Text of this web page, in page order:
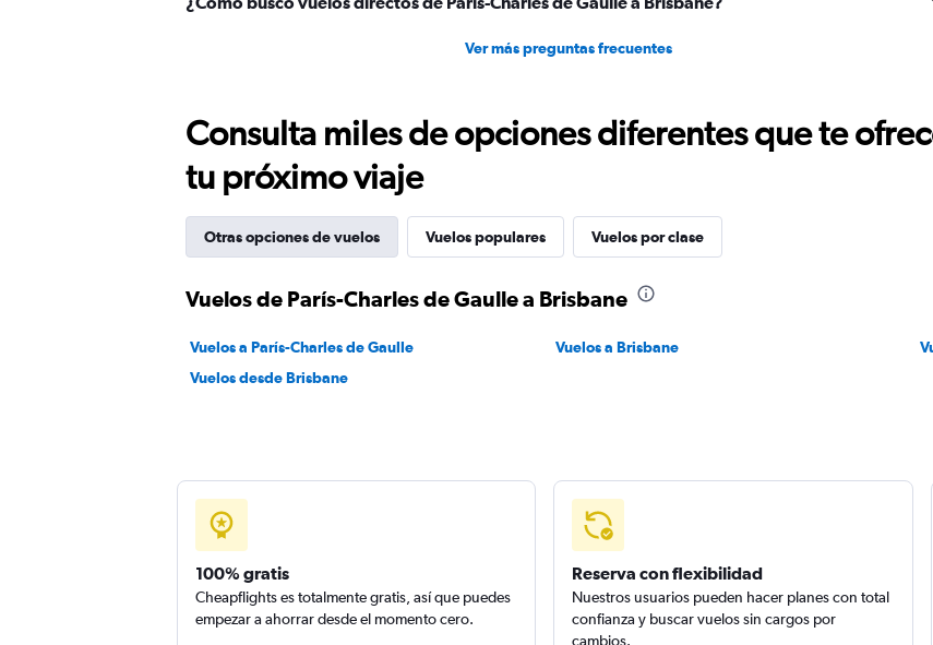
Ver más preguntas frecuentes
Consulta miles de opciones diferentes que te
tu próximo viaje
Otras opciones de vuelos Vuelos populares Vuelos por clase
Vuelos de París-Charles de Gaulle a Brisbane
Vuelos a París-Charles de Gaulle Vuelos a Brisbane
Vuelos desde Brisbane
100% gratis
Cheapflights es totalmente gratis, así que puedes
empezar a ahorrar desde el momento cero.
Reserva con flexibilidad
Nuestros usuarios pueden hacer planes con total
confianza y buscar vuelos sin cargos por
cambios.